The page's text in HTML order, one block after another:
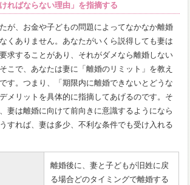
ればならない理由」を指摘する
が、お金や子どもの問題によってなかなか離婚
くありません。あなたがいくら説得しても妻は
求することがあり、それがダメなら離婚しない
こで、あなたは妻に「離婚のリミット」を教え
す。つまり、「期限内に離婚できないとどうな
メリットを具体的に指摘してあげるのです。そ
妻は離婚に向けて前向きに意識するようになら
すれば、妻は多少、不利な条件でも受け入れる
離婚後に、妻と子どもが旧姓に戻
る場合どのタイミングで離婚する